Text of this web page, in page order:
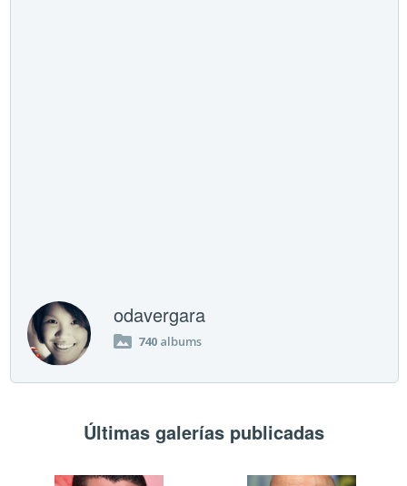
odavergara
740 albums
Últimas galerías publicadas